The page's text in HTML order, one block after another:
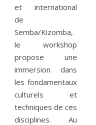
et international
de
Semba/Kizomba,
le workshop
propose une
immersion dans
les fondamentaux
culturels et
techniques de ces
disciplines. Au